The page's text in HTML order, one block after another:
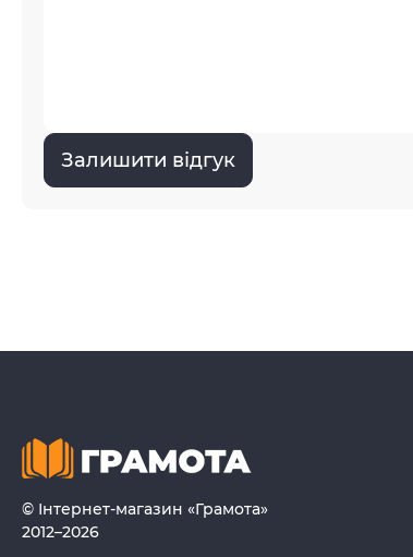
Залишити відгук
© Інтернет-магазин «Грамота»
2012–2026